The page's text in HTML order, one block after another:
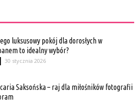
luksusowy pokój dla dorosłych w
to idealny wybór?
30 stycznia 2026
Saksońska – raj dla miłośników fotografii